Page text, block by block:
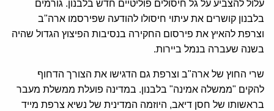
עלול להצביע על גל חיסולים פוליטיים חדש בלבנון. גורמים
בלבנון קושרים את עיתוי חיסולו להודעה שפירסמו ארה"ב
וצרפת להאיץ את פירסום החקירה בנסיבות הפיצוץ הגדול שהיה
בשנה שעברה בנמל ביירות.
שרי החוץ של ארה"ב וצרפת גם הדגישו את הצורך הדחוף
להקים "ממשלה אמינה" בלבנון. במדינה פועלת ממשלת מעבר
בראשותו של חסן דיאב, היוזמה המדינית של נשיא צרפת מייד